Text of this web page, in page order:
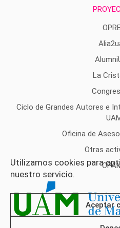
Utilizamos cookies para
nuestro servicio.
Aceptar
La
Ciclo de Grandes Autores e
Oficina de
Otras